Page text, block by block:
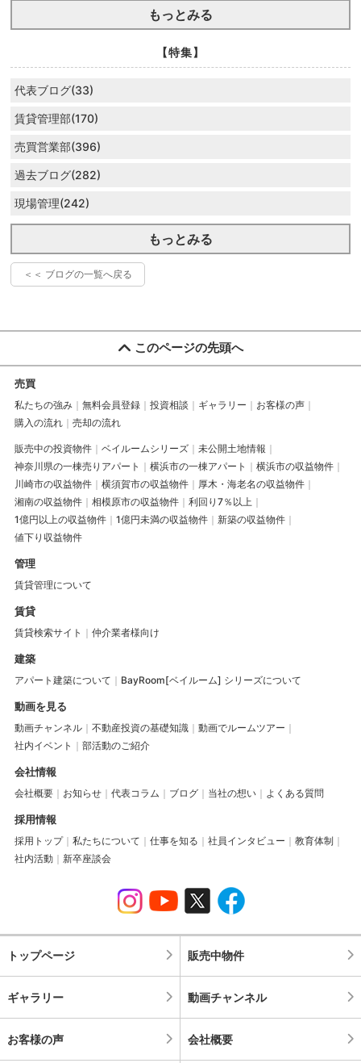
もっとみる
【特集】
代表ブログ(33)
賃貸管理部(170)
売買営業部(396)
過去ブログ(282)
現場管理(242)
もっとみる
＜＜ ブログの一覧へ戻る
このページの先頭へ
売買
私たちの強み 無料会員登録 投資相談 ギャラリー
お客様の声
購入の流れ
売却の流れ
販売中の投資物件 ベイルームシリーズ
未公開土地情報
神奈川県の一棟売りアパート
横浜市の一棟アパート
横浜市の収益物件
川崎市の収益物件
横須賀市の収益物件
厚木・海老名の収益物件
湘南の収益物件
相模原市の収益物件
利回り7％以上
1億円以上の収益物件
1億円未満の収益物件
新築の収益物件
値下り収益物件
管理
賃貸管理について
賃貸
賃貸検索サイト 仲介業者様向け
建築
アパート建築について BayRoom[ベイルーム] シリーズについて
動画を見る
動画チャンネル 不動産投資の基礎知識
動画でルームツアー
社内イベント
部活動のご紹介
会社情報
会社概要 お知らせ 代表コラム ブログ 当社の想い よくある質問
採用情報
採用トップ 私たちについて 仕事を知る 社員インタビュー
教育体制
社内活動
新卒座談会
トップページ 販売中物件
ギャラリー 動画チャンネル
お客様の声 会社概要